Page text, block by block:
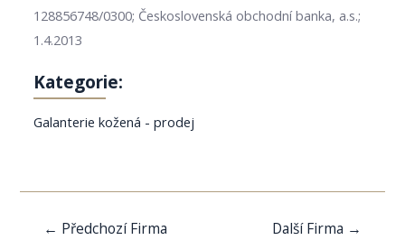
128856748/0300; Československá obchodní banka, a.s.;
1.4.2013
Kategorie:
Galanterie kožená - prodej
Navigace
← Předchozí Firma Další Firma →